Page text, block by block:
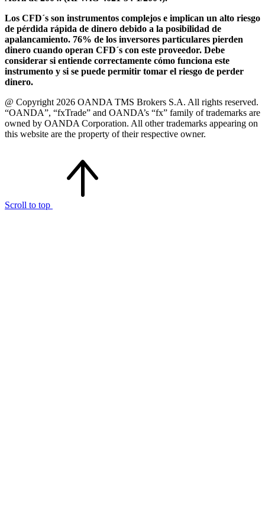
Los CFD´s son instrumentos complejos e implican un alto riesgo
de pérdida rápida de dinero debido a la posibilidad de
apalancamiento. 76% de los inversores particulares pierden
dinero cuando operan CFD´s con este proveedor. Debe
considerar si entiende correctamente cómo funciona este
instrumento y si se puede permitir tomar el riesgo de perder
dinero.
@ Copyright 2026 OANDA TMS Brokers S.A. All rights reserved.
“OANDA”, “fxTrade” and OANDA’s “fx” family of trademarks are
owned by OANDA Corporation. All other trademarks appearing on
this website are the property of their respective owner.
Scroll to top